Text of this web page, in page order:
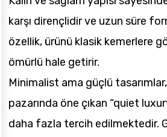
karşı dirençlidir ve uzun süre
özellik, ürünü klasik kemerlere
ömürlü hale getirir.
Minimalist ama güçlü
pazarında öne çıkan “quiet
daha fazla tercih edilmektedir.